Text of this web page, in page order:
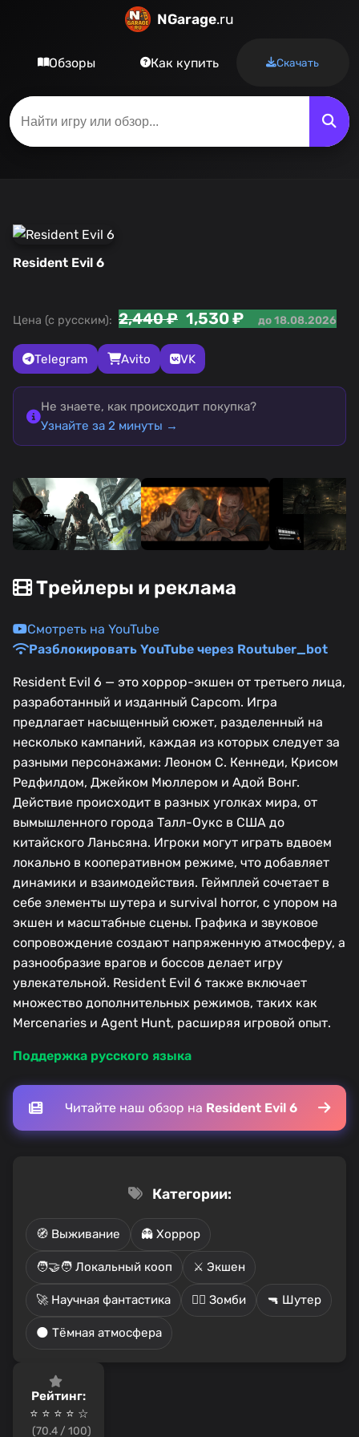
NGarage.ru
Обзоры Как купить Скачать
Resident Evil 6
Цена (с русским): 2,440 ₽ 1,530 ₽ до 18.08.2026
Telegram Avito VK
Не знаете, как происходит покупка?
Узнайте за 2 минуты →
Трейлеры и реклама
Смотреть на YouTube
Разблокировать YouTube через Routuber_bot
Resident Evil 6 — это хоррор-экшен от третьего лица,
разработанный и изданный Capcom. Игра
предлагает насыщенный сюжет, разделенный на
несколько кампаний, каждая из которых следует за
разными персонажами: Леоном С. Кеннеди, Крисом
Редфилдом, Джейком Мюллером и Адой Вонг.
Действие происходит в разных уголках мира, от
вымышленного города Талл-Оукс в США до
китайского Ланьсяна. Игроки могут играть вдвоем
локально в кооперативном режиме, что добавляет
динамики и взаимодействия. Геймплей сочетает в
себе элементы шутера и survival horror, с упором на
экшен и масштабные сцены. Графика и звуковое
сопровождение создают напряженную атмосферу, а
разнообразие врагов и боссов делает игру
увлекательной. Resident Evil 6 также включает
множество дополнительных режимов, таких как
Mercenaries и Agent Hunt, расширяя игровой опыт.
Поддержка русского языка
Читайте наш обзор на Resident Evil 6
Категории:
🧭 Выживание 👻 Хоррор
🧑‍🤝‍🧑 Локальный кооп ⚔️ Экшен
🚀 Научная фантастика 🧟‍♂️ Зомби 🔫 Шутер
🌑 Тёмная атмосфера
Рейтинг:
⭐ ⭐ ⭐ ⭐️ ☆
(70.4 / 100)